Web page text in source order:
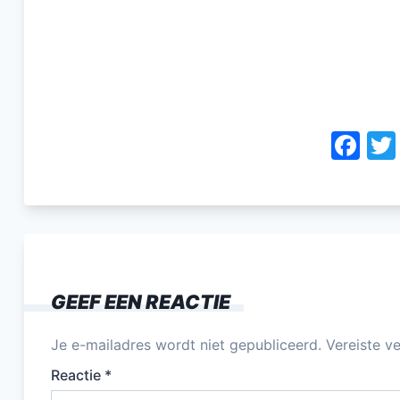
F
c
k
GEEF EEN REACTIE
Je e-mailadres wordt niet gepubliceerd. Vereiste
Reactie *